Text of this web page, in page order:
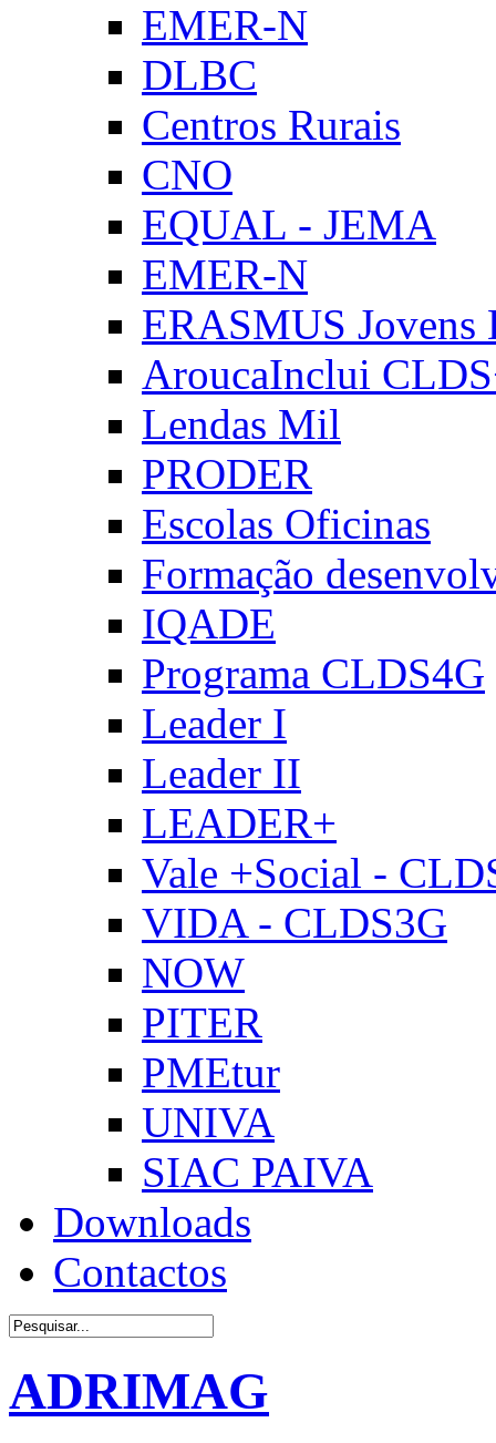
EMER-N
DLBC
Centros Rurais
CNO
EQUAL - JEMA
EMER-N
ERASMUS Jovens
AroucaInclui
Lendas Mil
PRODER
Escolas Oficinas
Formação
IQADE
Programa CLDS4G
Leader I
Leader II
LEADER+
Vale +Social -
VIDA - CLDS3G
NOW
PITER
PMEtur
UNIVA
SIAC PAIVA
Downloads
Contactos
ADRIMAG